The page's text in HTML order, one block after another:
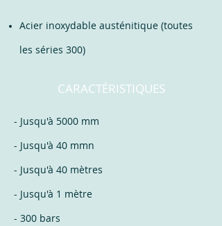
Acier inoxydable austénitique (toutes
les séries 300)
CARACTÉRISTIQUES
- Jusqu'à 5000 mm
- Jusqu'à 40 mmn
- Jusqu'à 40 mètres
- Jusqu'à 1 mètre
- 300 bars